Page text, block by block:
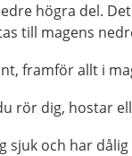
högra del.
till magens
framför allt i
rör dig, hostar
sjuk och har